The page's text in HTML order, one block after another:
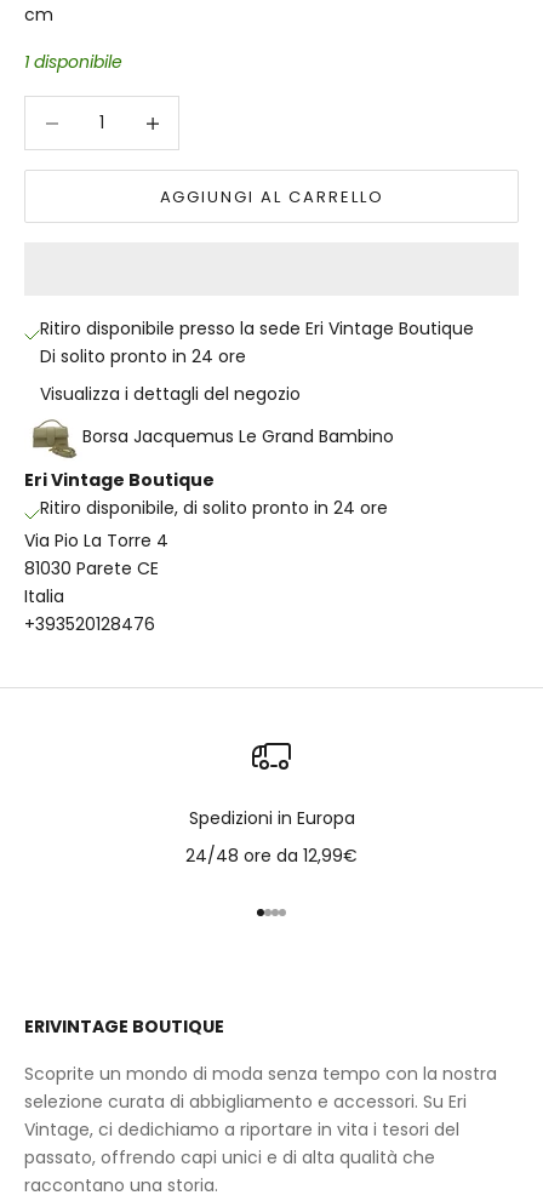
cm
1 disponibile
Diminuisci quantità
AGGIUNGI AL CARRELLO
Ritiro disponibile presso la sede Eri Vintage Boutique
Di solito pronto in 24 ore
Visualizza i dettagli del negozio
Borsa Jacquemus Le Grand Bambino
Eri Vintage Boutique
Ritiro disponibile, di solito pronto in 24 ore
Via Pio La Torre 4
81030 Parete CE
Italia
+393520128476
Spedizioni in Europa
24/48 ore da 12,99€
Vai all'articolo 1
Vai all'articolo 2
Vai all'articolo 3
Vai all'articolo 4
ERIVINTAGE BOUTIQUE
Scoprite un mondo di moda senza tempo con la nostra
selezione curata di abbigliamento e accessori. Su Eri
Vintage, ci dedichiamo a riportare in vita i tesori del
passato, offrendo capi unici e di alta qualità che
raccontano una storia.